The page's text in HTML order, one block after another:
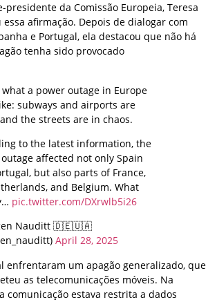
presidente da Comissão Europeia, Teresa
afirmação. Depois de dialogar com
e Portugal, ela destacou que não há
tenha sido provocado
a power outage in Europe
subways and airports are
the streets are in chaos.
to the latest information, the
affected not only Spain
but also parts of France,
and Belgium. What
pic.twitter.com/DXrwlb5i26
Nauditt 🇩🇪🇺🇦
April 28, 2025
enfrentaram um apagão generalizado, que
as telecomunicações móveis. Na
comunicação estava restrita a dados